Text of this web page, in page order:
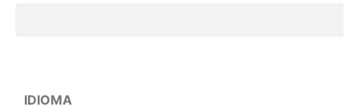
IDIOMA